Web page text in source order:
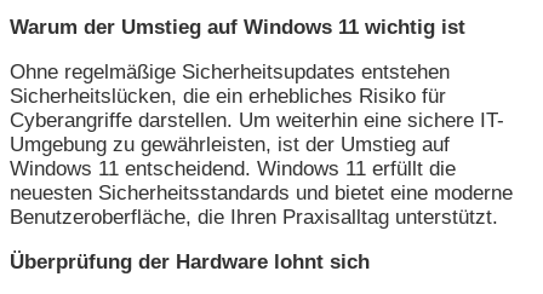
Warum der Umstieg auf Windows 11 wichtig ist
Ohne regelmäßige Sicherheitsupdates entstehen
Sicherheitslücken, die ein erhebliches Risiko für
Cyberangriffe darstellen. Um weiterhin eine sichere IT-
Umgebung zu gewährleisten, ist der Umstieg auf
Windows 11 entscheidend. Windows 11 erfüllt die
neuesten Sicherheitsstandards und bietet eine moderne
Benutzeroberfläche, die Ihren Praxisalltag unterstützt.
Überprüfung der Hardware lohnt sich